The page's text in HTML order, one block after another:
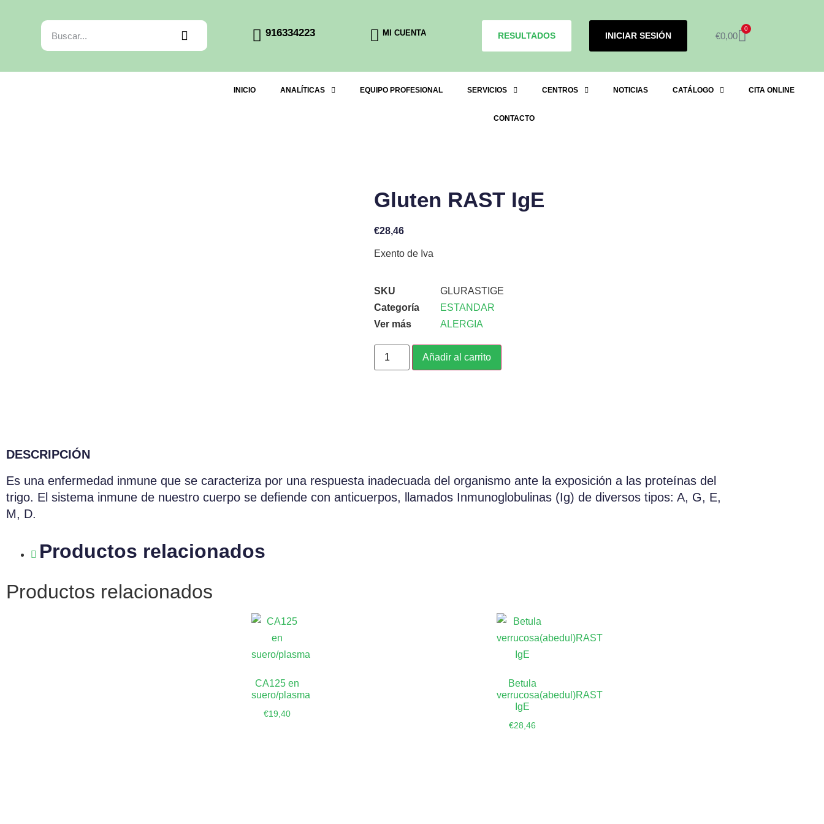
916334223 MI CUENTA RESULTADOS INICIAR SESIÓN €0,00
0
INICIO ANALÍTICAS EQUIPO PROFESIONAL SERVICIOS CENTROS NOTICIAS CATÁLOGO CITA ONLINE
CONTACTO
Gluten RAST IgE
€28,46
Exento de Iva
SKU
GLURASTIGE
Categoría
ESTANDAR
Ver más
ALERGIA
Añadir al carrito
DESCRIPCIÓN
Es una enfermedad inmune que se caracteriza por una respuesta inadecuada del organismo ante la exposición a las proteínas del
trigo. El sistema inmune de nuestro cuerpo se defiende con anticuerpos, llamados Inmunoglobulinas (Ig) de diversos tipos: A, G, E,
M, D.
Productos relacionados
Productos relacionados
CA125 en
suero/plasma
€19,40
Betula
verrucosa(abedul)RAST
IgE
€28,46